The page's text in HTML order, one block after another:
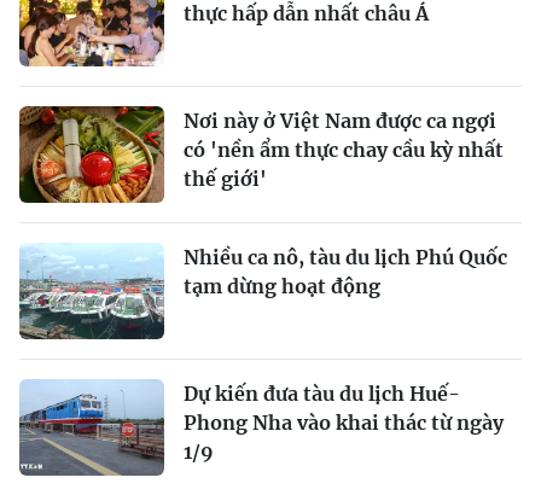
thực hấp dẫn nhất châu Á
Nơi này ở Việt Nam được ca ngợi
có 'nền ẩm thực chay cầu kỳ nhất
thế giới'
Nhiều ca nô, tàu du lịch Phú Quốc
tạm dừng hoạt động
Dự kiến đưa tàu du lịch Huế-
Phong Nha vào khai thác từ ngày
1/9